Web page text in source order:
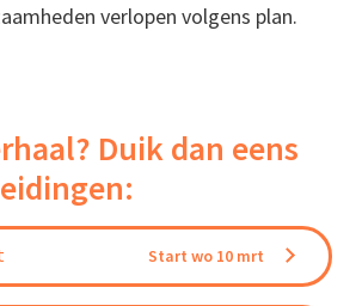
verlopen volgens plan.
Duik dan eens
Start wo 10 mrt